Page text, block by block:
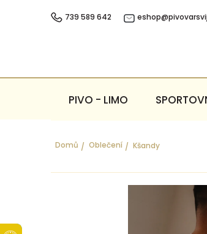
739 589 642
PIVO - LIMO
Domů Oblečení Kšandy